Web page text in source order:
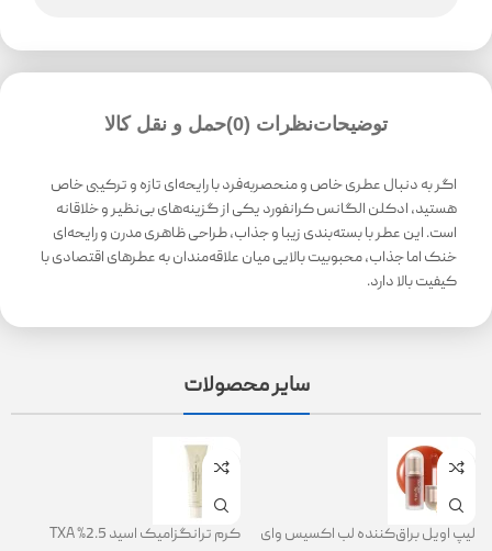
توضیحاتنظرات (0) حمل و نقل کالا
اگر به دنبال عطری خاص و منحصربه‌فرد با رایحه‌ای تازه و ترکیبی خاص
هستید، ادکلن الگانس کرانفورد یکی از گزینه‌های بی‌نظیر و خلاقانه
است. این عطر با بسته‌بندی زیبا و جذاب، طراحی ظاهری مدرن و رایحه‌ای
خنک اما جذاب، محبوبیت بالایی میان علاقه‌مندان به عطرهای اقتصادی با
کیفیت بالا دارد.
سایر محصولات
لیپ اویل براق‌کننده لب اکسیس وای
کرم ترانگزامیک اسید 2.5% TXA